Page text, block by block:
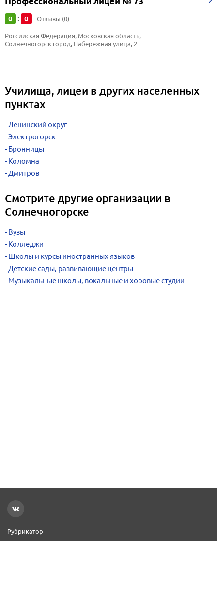
0 : 0 Отзывы (0)
Российская Федерация, Московская область,
Солнечногорск город, Набережная улица, 2
Училища, лицеи в других населенных
пунктах
Ленинский округ
Электрогорск
Бронницы
Коломна
Дмитров
Смотрите другие организации в
Солнечногорске
Вузы
Колледжи
Школы и курсы иностранных языков
Детские сады, развивающие центры
Музыкальные школы, вокальные и хоровые студии
Рубрикатор